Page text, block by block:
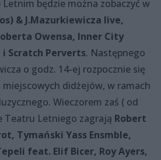
będzie można zobaczyć w
& J.Mazurkiewicza live,
Owensa, Inner City
i Scratch Perverts. Następnego
o godz. 14-ej rozpocznie się
didżejów, w ramach
Wieczorem zaś ( od
Teatru Letniego zagrają Robert
Tymański Yass Ensmble,
feat. Elif Bicer, Roy Ayers,